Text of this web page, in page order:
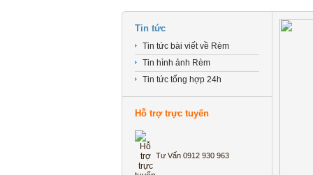
Tin tức
Tin tức bài viết về Rèm
Tin hình ảnh Rèm
Tin tức tổng hợp 24h
Hỗ trợ trực tuyến
Tư Vấn 0912 930 963